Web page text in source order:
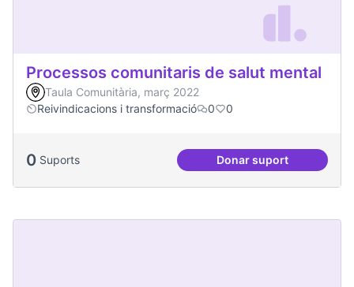
Processos comunitaris de salut mental
Taula Comunitària, març 2022
Reivindicacions i transformació
0 0
0 Suports Donar suport
Processos